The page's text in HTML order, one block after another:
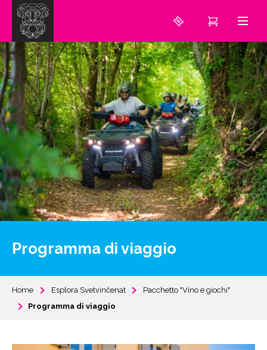
Programma di viaggio
Home Esplora Svetvinčenat
Pacchetto "Vino e giochi"
Programma di viaggio